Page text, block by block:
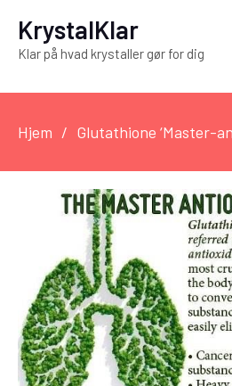
KrystalKlar
Klar på hvad krystaller gør for dig
Hjem Glutathione ‘Master-